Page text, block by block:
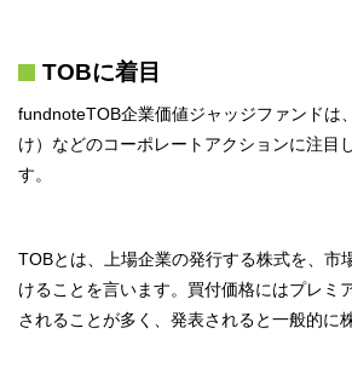
TOBに着目
fundnoteTOB企業価値ジャッジファンドは
け）などのコーポレートアクションに注目
す。
TOBとは、上場企業の発行する株式を、市
けることを言います。買付価格にはプレミ
されることが多く、発表されると一般的に